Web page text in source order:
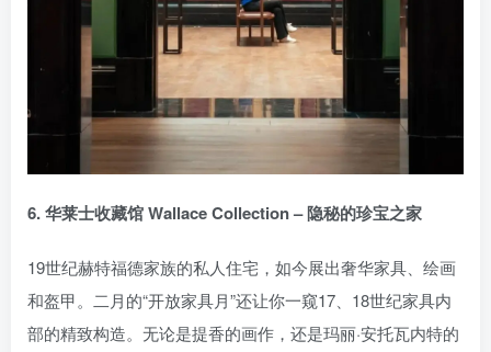
6. 华莱士收藏馆 Wallace Collection – 隐秘的珍宝之家
19世纪赫特福德家族的私人住宅，如今展出奢华家具、绘画
和盔甲。二月的“开放家具月”还让你一窥17、18世纪家具内
部的精致构造。无论是提香的画作，还是玛丽·安托瓦内特的